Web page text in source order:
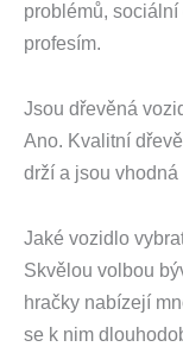
problémů,
profesím.
Jsou dřevěná
Ano. Kvalitní
drží a jsou
Jaké vozidlo
Skvělou volbou
hračky nabízejí
se k nim